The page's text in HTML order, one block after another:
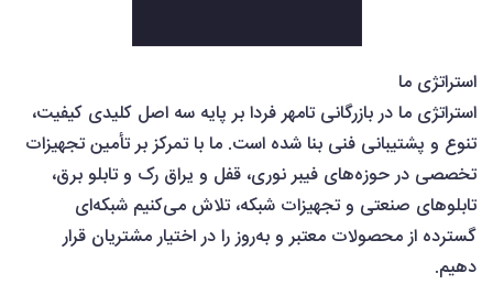
استراتژی ما
استراتژی ما در بازرگانی تامهر فردا بر پایه سه اصل کلیدی کیفیت،
تنوع و پشتیبانی فنی بنا شده است. ما با تمرکز بر تأمین تجهیزات
تخصصی در حوزه‌های فیبر نوری، قفل و یراق رک و تابلو برق،
تابلوهای صنعتی و تجهیزات شبکه، تلاش می‌کنیم شبکه‌ای
گسترده از محصولات معتبر و به‌روز را در اختیار مشتریان قرار
دهیم.